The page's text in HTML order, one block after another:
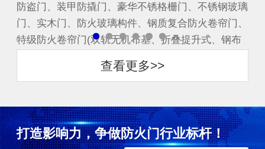
防盗门、装甲防撬门、豪华不锈格栅门、不锈钢玻璃
门、实木门、防火玻璃构件、钢质复合防火卷帘门、
特级防火卷帘门(双轨无机布基、折叠提升式、钢布
查看更多>>
打造影响力，争做防火门行业标杆！